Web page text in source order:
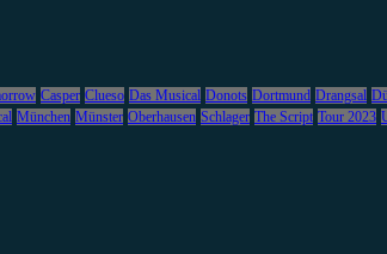
Casper Clueso Das Musical Donots Dortmund Drangsal
München Münster Oberhausen Schlager The Script Tour 2023